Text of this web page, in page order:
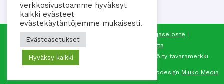
© 2026 Elonkierron Ystävät ry | Tietosuojaseloste |
Sivukartta
Elonkierto on Elonkierron Ystävät ry:n rekisteröity tavaramerkki.
Webdesign Miuko Media
verkkosivustoamme hyväksyt
kaikki evästeet
evästekäytäntöjemme mukaisesti.
Evästeasetukset
Hyväksy kaikki